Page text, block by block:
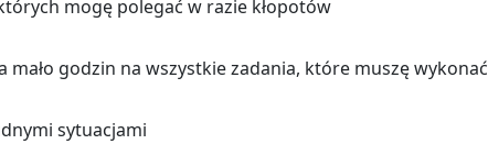
mogę po­le­gać w razie kło­po­tów
mało go­dzin na wszyst­kie za­da­nia, które muszę wy­ko­nać
sy­tu­acja­mi